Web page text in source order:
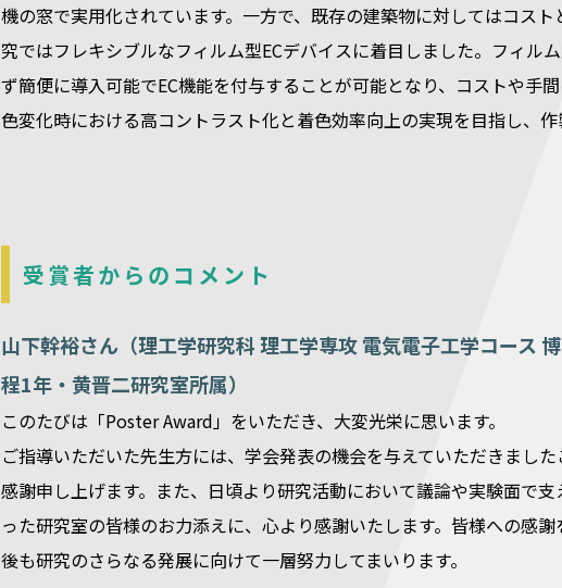
機の窓で実用化されています。一方で、既存の建築物に対してはコス
究ではフレキシブルなフィルム型ECデバイスに着目しました。フィル
ず簡便に導入可能でEC機能を付与することが可能となり、コストや手
色変化時における高コントラスト化と着色効率向上の実現を目指し、
受賞者からのコメント
山下幹裕さん（理工学研究科 理工学専攻 電気電子工学コース
程1年・黄晋二研究室所属）
このたびは「Poster Award」をいただき、大変光栄に思います。
ご指導いただいた先生方には、学会発表の機会を与えていただきました
感謝申し上げます。また、日頃より研究活動において議論や実験面で支
った研究室の皆様のお力添えに、心より感謝いたします。皆様への感謝
後も研究のさらなる発展に向けて一層努力してまいります。